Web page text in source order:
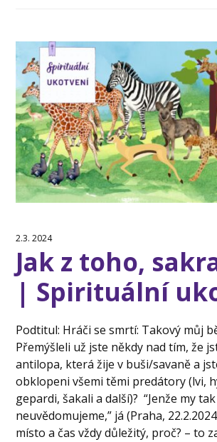
2.3. 2024
Jak z toho,
| Spirituální
Podtitul: Hráči se smrtí: Takový můj
Přemýšleli už jste někdy nad tím, že
antilopa, která žije v buši/savaně a
obklopeni všemi těmi predátory (lvi,
gepardi, šakali a další)? “Jenže my
neuvědomujeme,” já (Praha,
místo a čas vždy důležitý, proč? – to